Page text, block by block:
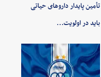
تأمین پایدار داروهای حیاتی
باید در اولویت…